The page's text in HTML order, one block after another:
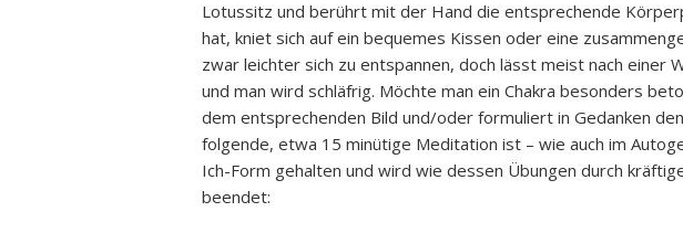
Lotussitz und berührt mit der Hand die entsprechende
hat, kniet sich auf ein bequemes Kissen oder eine
zwar leichter sich zu entspannen, doch lässt meist nach einer
und man wird schläfrig. Möchte man ein Chakra besonders
dem entsprechenden Bild und/oder formuliert in Gedanken
folgende, etwa 15 minütige Meditation ist – wie auch im
Ich-Form gehalten und wird wie dessen Übungen durch
beendet: